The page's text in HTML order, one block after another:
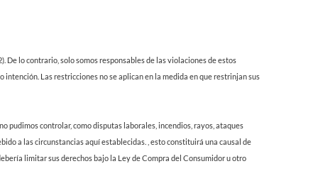
De lo contrario, solo somos responsables de las violaciones de estos
Las restricciones no se aplican en la medida en que restrinjan sus
pudimos controlar, como disputas laborales, incendios, rayos, ataques
a las circunstancias aquí establecidas. , esto constituirá una causal de
limitar sus derechos bajo la Ley de Compra del Consumidor u otro